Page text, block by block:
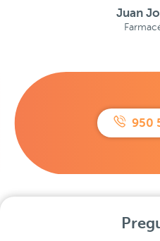
950
Juan